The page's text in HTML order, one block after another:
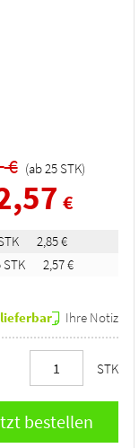
€ (ab25 STK)
€
2,85 €
STK
2,57 €
Ihre Notiz
STK